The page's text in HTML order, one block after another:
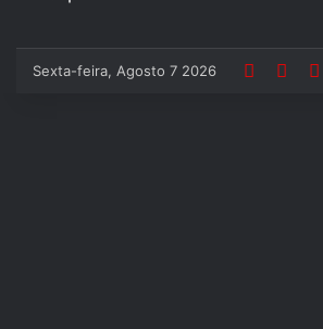
Sexta-feira, Agosto 7 2026